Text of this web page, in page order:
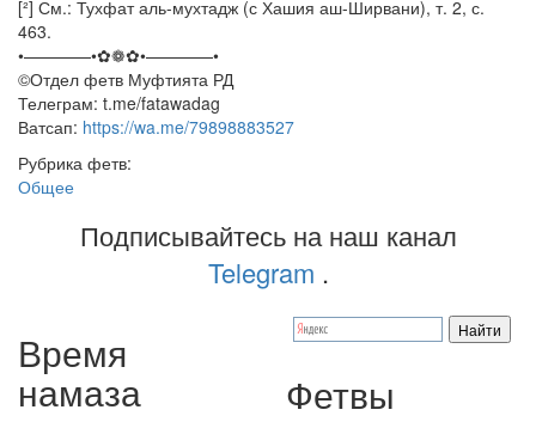
[²] См.: Тухфат аль-мухтадж (с Хашия аш-Ширвани), т. 2, с.
463.
•————•✿❁✿•————•
©️Отдел фетв Муфтията РД
Телеграм: t.me/fatawadag
Ватсап: https://wa.me/79898883527
Рубрика фетв:
Общее
Подписывайтесь на наш канал
Telegram .
Время
намаза Фетвы